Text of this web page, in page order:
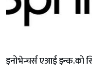
इनोभेन्चर्स एआई इन्क.को